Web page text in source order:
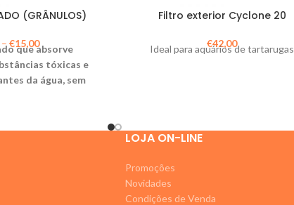
(GRÂNULOS)
–€15,00
que absorve
tóxicas e
da água, sem
Filtro exterior Cyclone 20
€42,00
Ideal para aquários de tartarugas
LOJA ON-LINE
Promoções
Novidades
Condições de Venda